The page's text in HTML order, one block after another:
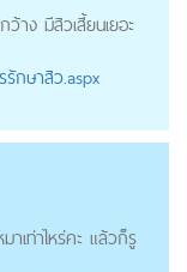
าง มีสิวเสี้ยนเยอะ
รักษาสิว.aspx
าเท่าไหร่คะ แล้วก็รู